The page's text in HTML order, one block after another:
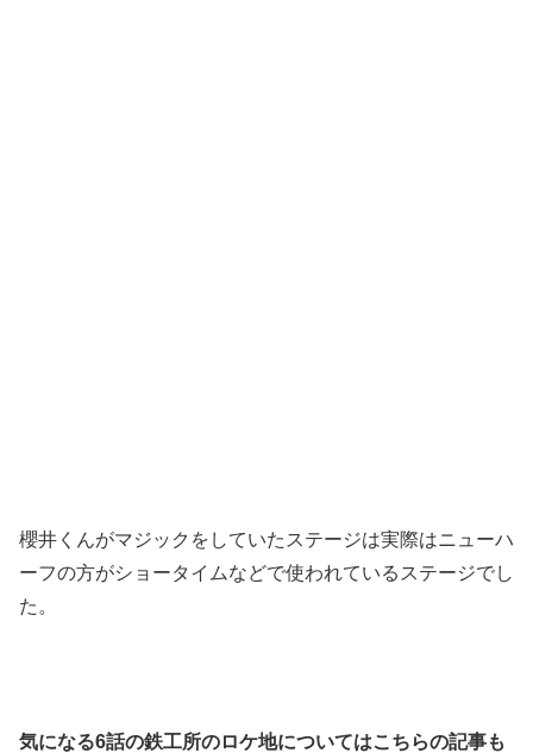
櫻井くんがマジックをしていたステージは実際はニューハ
ーフの方がショータイムなどで使われているステージでし
た。
気になる6話の鉄工所のロケ地についてはこちらの記事も